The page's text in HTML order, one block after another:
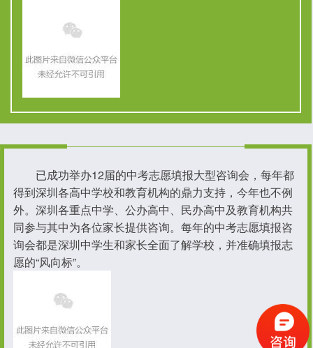
已成功举办12届的中考志愿填报大型咨询会，每年都
得到深圳各高中学校和教育机构的鼎力支持，今年也不例
外。深圳各重点中学、公办高中、民办高中及教育机构共
同参与其中为各位家长提供咨询。每年的中考志愿填报咨
询会都是深圳中学生和家长全面了解学校，并准确填报志
愿的“风向标”。